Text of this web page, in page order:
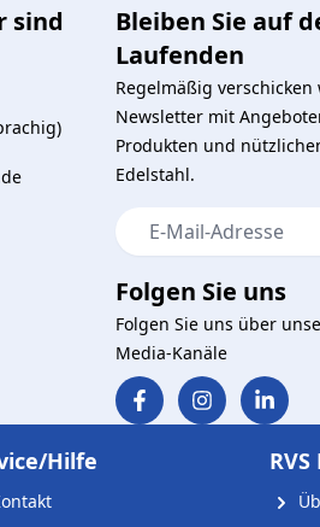
sind
Bleiben Sie auf
Laufenden
Regelmäßig
Newsletter mit
Produkten und
Edelstahl.
E-Mail-Adresse
Folgen Sie uns
Folgen Sie uns über
Media-Kanäle
Hilfe